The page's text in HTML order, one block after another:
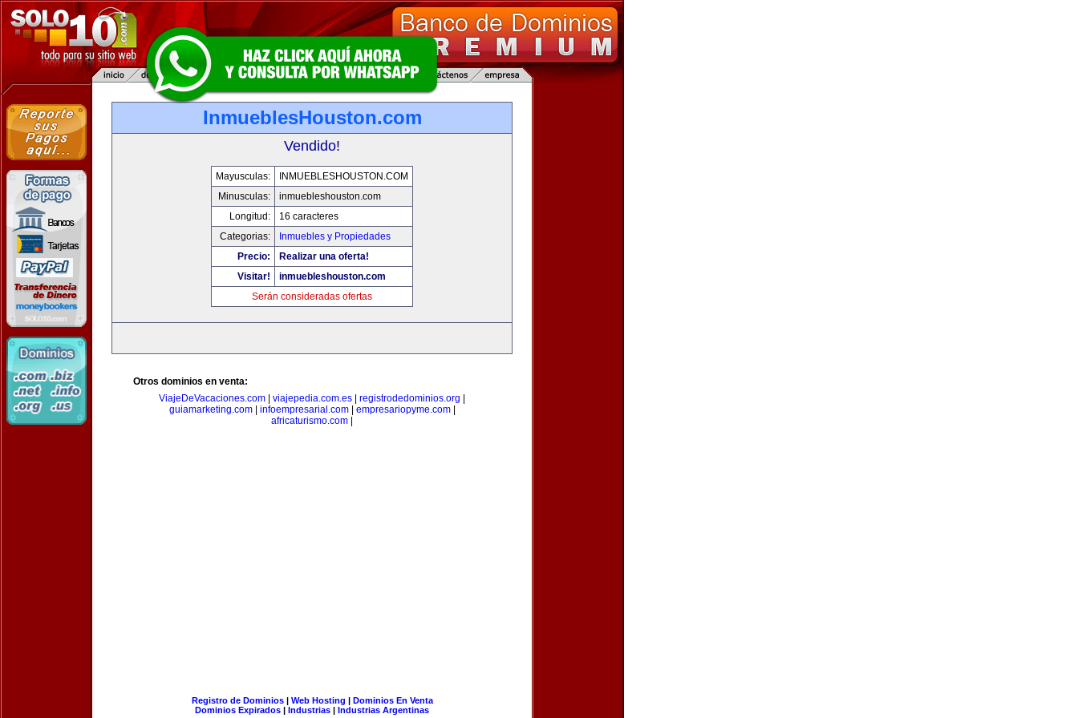
InmueblesHouston.com
Vendido!
Mayusculas:
INMUEBLESHOUSTON.COM
Minusculas:
inmuebleshouston.com
Longitud:
16 caracteres
Categorias:
Inmuebles y Propiedades
Precio:
Realizar una oferta!
Visitar!
inmuebleshouston.com
Serán consideradas ofertas
Otros dominios en venta:
ViajeDeVacaciones.com
viajepedia.com.es registrodedominios.org
guiamarketing.com| infoempresarial.com| empresariopyme.com|
africaturismo.com
Registro de Dominios| Web Hosting | Dominios En Venta
Dominios Expirados | Industrias | Industrias Argentinas